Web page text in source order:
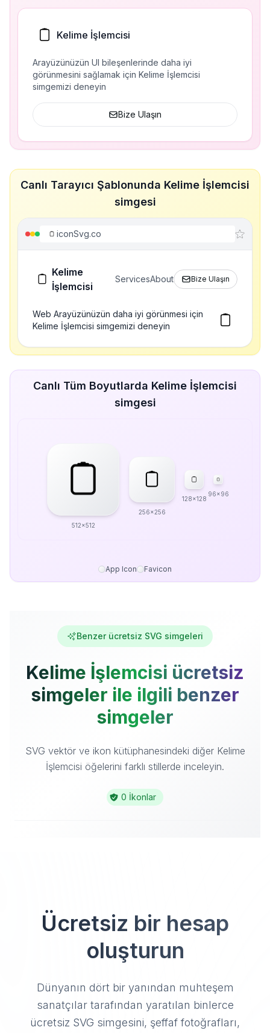
Kelime İşlemcisi
Arayüzünüzün UI bileşenlerinde daha iyi
görünmesini sağlamak için Kelime İşlemcisi
simgemizi deneyin
Bize Ulaşın
Canlı Tarayıcı Şablonunda Kelime İşlemcisi
simgesi
iconSvg.co
Kelime
İşlemcisi
ServicesAbout Bize Ulaşın
Web Arayüzünüzün daha iyi görünmesi için
Kelime İşlemcisi simgemizi deneyin
Canlı Tüm Boyutlarda Kelime İşlemcisi
simgesi
512x512
256x256
128x128
96x96
App Icon Favicon
Benzer ücretsiz SVG simgeleri
Kelime İşlemcisi ücretsiz
simgeler ile ilgili benzer
simgeler
SVG vektör ve ikon kütüphanesindeki diğer Kelime
İşlemcisi öğelerini farklı stillerde inceleyin.
0 İkonlar
Ücretsiz bir hesap
oluşturun
Dünyanın dört bir yanından muhteşem
sanatçılar tarafından yaratılan binlerce
ücretsiz SVG simgesini, şeffaf fotoğrafları,